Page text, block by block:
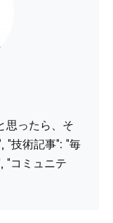
思ったら、そ
"技術記事": "毎
"コミュニテ